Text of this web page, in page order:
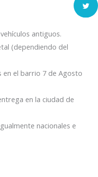
antiguos.
(dependiendo del
en el barrio 7 de Agosto
en la ciudad de
nacionales e